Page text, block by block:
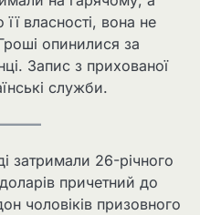
власності, вона не
опинилися за
Запис з прихованої
служби.
затримали 26-річного
причетний до
чоловіків призовного